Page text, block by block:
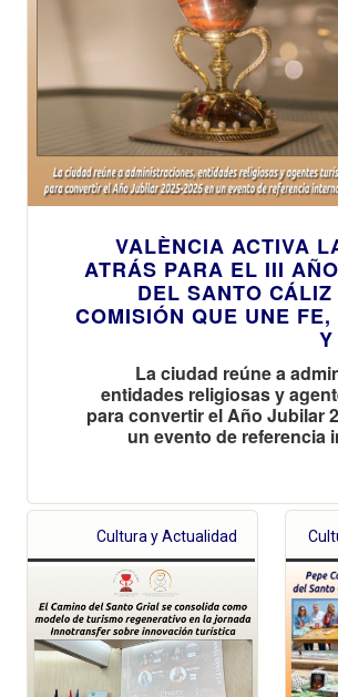
VALÈNCIA ACTIVA
ATRÁS PARA EL III
DEL SANTO
COMISIÓN QUE UNE FE,
La ciudad reúne a
entidades religiosas y
para convertir el Año Jubilar
un evento de referencia
Cultura y Actualidad